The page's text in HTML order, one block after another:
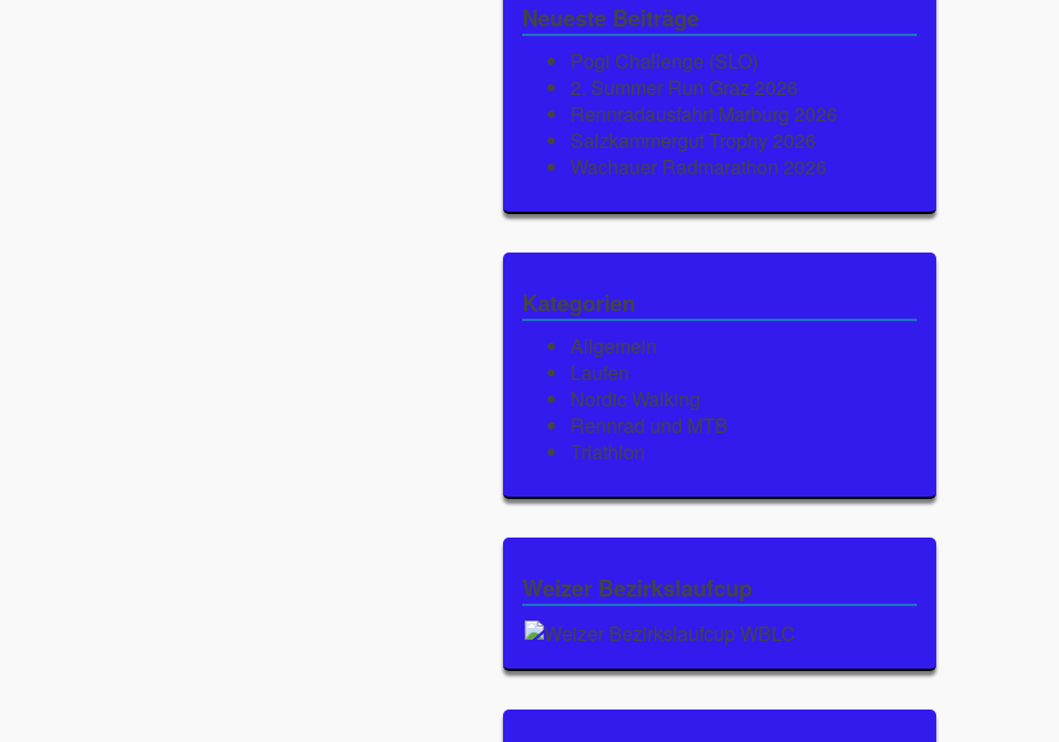
Neueste Beiträge
Pogi Challenge (SLO)
2. Summer Run Graz 2026
Rennradausfahrt Marburg 2026
Salzkammergut Trophy 2026
Wachauer Radmarathon 2026
Kategorien
Allgemein
Laufen
Nordic Walking
Rennrad und MTB
Triathlon
Weizer Bezirkslaufcup